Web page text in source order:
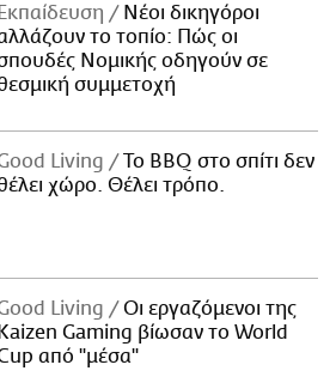
Εκπαίδευση
Νέοι δικηγόροι
το τοπίο: Πώς οι
Νομικής οδηγούν σε
συμμετοχή
Living
Το BBQ στο σπίτι δεν
χώρο. Θέλει τρόπο.
Living
Οι εργαζόμενοι της
Kaizen Gaming βίωσαν το World
από "μέσα"